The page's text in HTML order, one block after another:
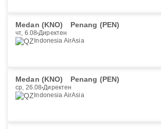
Medan (KNO) Penang (PEN)
чт, 6.08 Директен
Indonesia AirAsia
Medan (KNO) Penang (PEN)
ср, 26.08 Директен
Indonesia AirAsia